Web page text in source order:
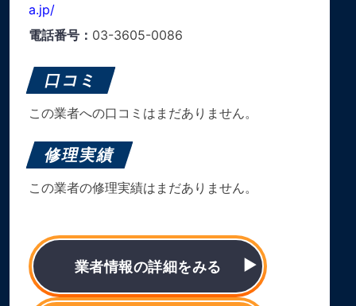
a.jp/
電話番号： 03-3605-0086
口コミ
この業者への口コミはまだありません。
修理実績
この業者の修理実績はまだありません。
業者情報の詳細をみる